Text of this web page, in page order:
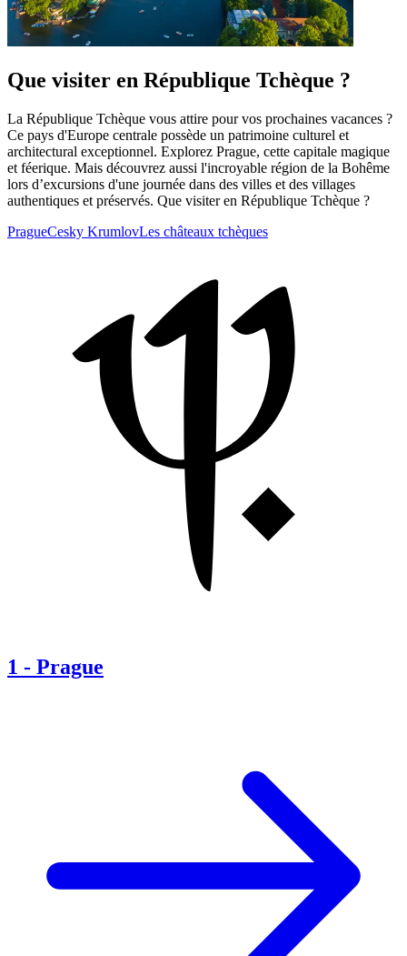
Que visiter en République Tchèque ?
La République Tchèque vous attire pour vos prochaines vacances ?
Ce pays d'Europe centrale possède un patrimoine culturel et
architectural exceptionnel. Explorez Prague, cette capitale magique
et féerique. Mais découvrez aussi l'incroyable région de la Bohême
lors d’excursions d'une journée dans des villes et des villages
authentiques et préservés. Que visiter en République Tchèque ?
PragueCesky KrumlovLes châteaux tchèques
1 - Prague